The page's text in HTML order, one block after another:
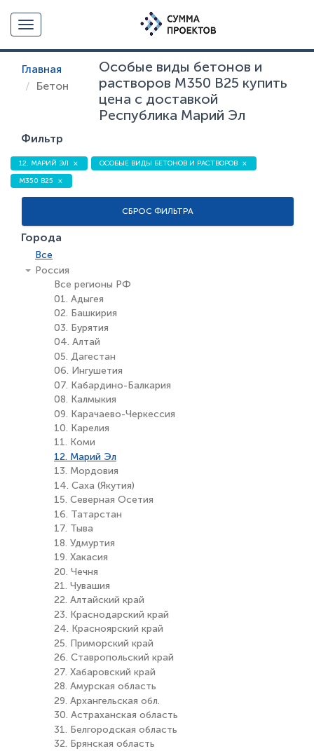
Toggle navigation
Главная
Бетон
Особые виды бетонов и
растворов М350 В25 купить
цена с доставкой
Республика Марий Эл
Фильтр
12. МАРИЙ ЭЛ ОСОБЫЕ ВИДЫ БЕТОНОВ И РАСТВОРОВ
М350 В25
СБРОС ФИЛЬТРА
Города
Все
Россия
Все регионы РФ
01. Адыгея
02. Башкирия
03. Бурятия
04. Алтай
05. Дагестан
06. Ингушетия
07. Кабардино-Балкария
08. Калмыкия
09. Карачаево-Черкессия
10. Карелия
11. Коми
12. Марий Эл
13. Мордовия
14. Саха (Якутия)
15. Северная Осетия
16. Татарстан
17. Тыва
18. Удмуртия
19. Хакасия
20. Чечня
21. Чувашия
22. Алтайский край
23. Краснодарский край
24. Красноярский край
25. Приморский край
26. Ставропольский край
27. Хабаровский край
28. Амурская область
29. Архангельская обл.
30. Астраханская область
31. Белгородская область
32. Брянская область